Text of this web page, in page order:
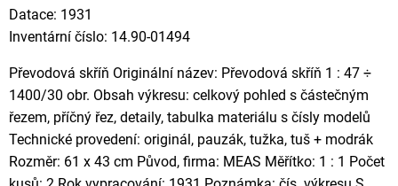
Datace: 1931
Inventární číslo: 14.90-01494
Převodová skříň Originální název: Převodová skříň 1 : 47 ÷
1400/30 obr. Obsah výkresu: celkový pohled s částečným
řezem, příčný řez, detaily, tabulka materiálu s čísly modelů
Technické provedení: originál, pauzák, tužka, tuš + modrák
Rozměr: 61 x 43 cm Původ, firma: MEAS Měřítko: 1 : 1 Počet